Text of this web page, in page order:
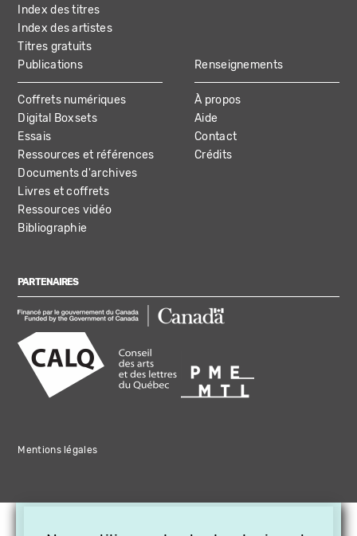
Index des titres
Index des artistes
Titres gratuits
Publications
Coffrets numériques
Digital Boxsets
Essais
Ressources et références
Documents d'archives
Livres et coffrets
Ressources vidéo
Bibliographie
Renseignements
À propos
Aide
Contact
Crédits
PARTENAIRES
Mentions légales